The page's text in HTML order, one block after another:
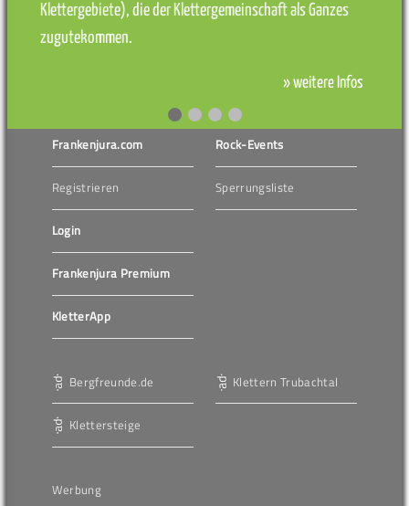
Klettergebiete), die der Klettergemeinschaft als Ganzes
zugutekommen.
» weitere Infos
Frankenjura.com
Registrieren
Login
Frankenjura Premium
KletterApp
Rock-Events
Sperrungsliste
Bergfreunde.de
Klettersteige
Klettern Trubachtal
Werbung